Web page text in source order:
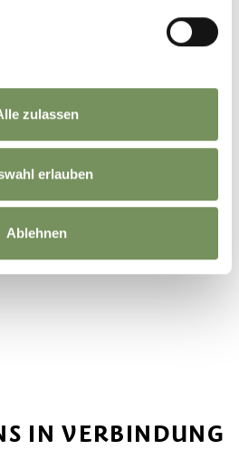
zulassen
erlauben
Ablehnen
IN VERBINDUNG